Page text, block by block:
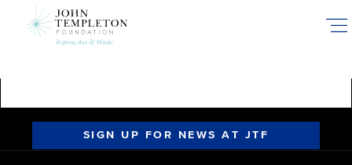
SIGN UP FOR NEWS AT JTF